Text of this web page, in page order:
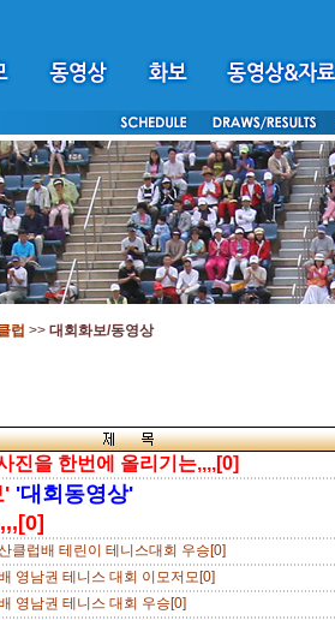
럽 >> 대회화보/동영상
진을 한번에 올리기는,,,,[0]
' '대회동영상'
클럽배 테린이 테니스대회 우승[0]
영남권 테니스 대회 이모저모[0]
영남권 테니스 대회 우승[0]